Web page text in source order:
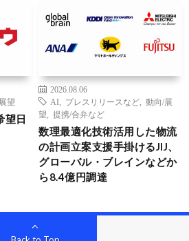
望
望日
2026.08.06
AI
プレスリリースなど
動向/展
望
提携/合弁など
数理最適化技術活用した物流
の計画立案支援手掛けるJIJ、
グローバル・ブレインなどか
ら8.4億円調達